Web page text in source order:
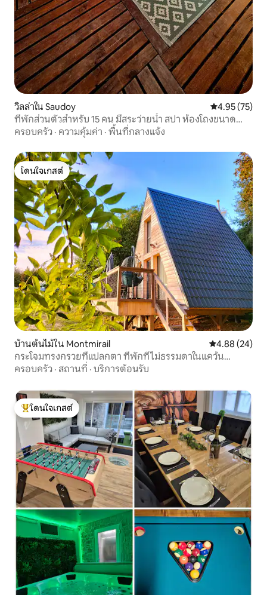
วิลล่าใน Saudoy คะแนนเฉลี่ย
4.95 (75)
ที่พักส่วนตัวสำหรับ 15 คน มีสระว่ายน้ำ สปา ห้องโถงขนาด
ใหญ่
ครอบครัว · ความคุ้มค่า · พื้นที่กลางแจ้ง
โดนใจเกสต์
โดนใจเกสต์
บ้านต้นไม้ใน Montmirail คะแนนเฉลี่ย
4.88 (24)
กระโจมทรงกรวยที่แปลกตา ที่พักที่ไม่ธรรมดาในแคว้น
แชมเปญ
ครอบครัว · สถานที่ · บริการต้อนรับ
โดนใจเกสต์ที่สุด
โดนใจเกสต์